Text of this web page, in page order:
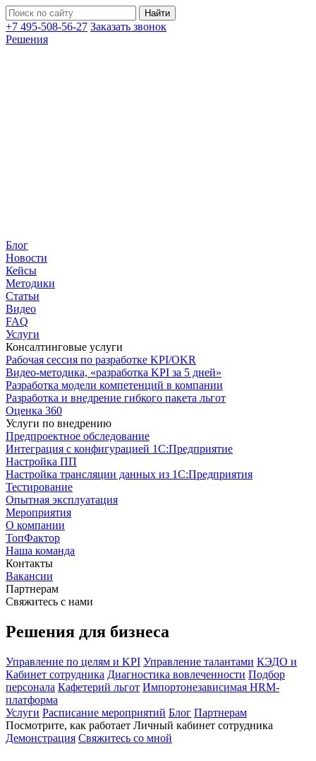
+7 495-508-56-27 Заказать звонок
Решения
Блог
Новости
Кейсы
Методики
Статьи
Видео
FAQ
Услуги
Консалтинговые услуги
Рабочая сессия по разработке KPI/OKR
Видео-методика, «разработка KPI за 5 дней»
Разработка модели компетенций в компании
Разработка и внедрение гибкого пакета льгот
Оценка 360
Услуги по внедрению
Предпроектное обследование
Интеграция с конфигурацией 1С:Предприятие
Настройка ПП
Настройка трансляции данных из 1С:Предприятия
Тестирование
Опытная эксплуатация
Мероприятия
О компании
ТопФактор
Наша команда
Контакты
Вакансии
Партнерам
Свяжитесь с нами
Решения для бизнеса
Управление по целям и KPI Управление талантами КЭДО и
Кабинет сотрудника Диагностика вовлеченности Подбор
персонала Кафетерий льгот Импортонезависимая HRM-
платформа
Услуги Расписание мероприятий Блог Партнерам
Посмотрите, как работает Личный кабинет сотрудника
Демонстрация Свяжитесь со мной